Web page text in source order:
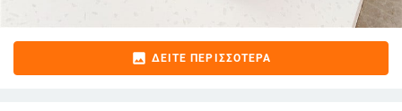
image ΔΕΊΤΕ ΠΕΡΙΣΣΌΤΕΡΑ